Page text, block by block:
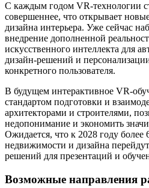
С каждым годом VR-технологии
совершеннее, что открывает
дизайна интерьера. Уже сейчас
внедрение дополненной
искусственного интеллекта для
дизайн-решений и
конкретного пользователя.
В будущем интерактивное VR-
стандартом подготовки и
архитекторами и строителями,
недопонимание и экономить
Ожидается, что к 2028 году более
недвижимости и дизайна
решений для презентаций и
Возможные направления